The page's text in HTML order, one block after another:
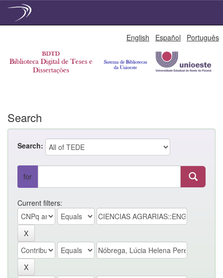
English Español Português
Search
Search:
for
Current filters: